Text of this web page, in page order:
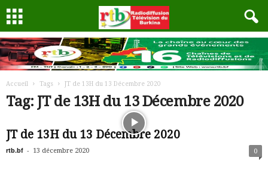
Accueil Tags JT de 13H du 13 Décembre 2020
Tag: JT de 13H du 13 Décembre 2020
JT de 13H du 13 Décembre 2020
rtb.bf - 13 décembre 2020 0